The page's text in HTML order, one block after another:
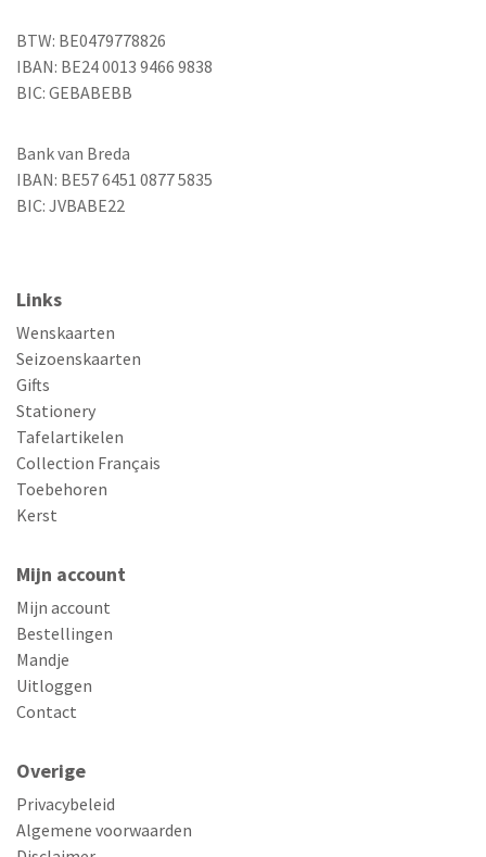
BTW: BE0479778826
IBAN: BE24 0013 9466 9838
BIC: GEBABEBB
Bank van Breda
IBAN: BE57 6451 0877 5835
BIC: JVBABE22
Links
Wenskaarten
Seizoenskaarten
Gifts
Stationery
Tafelartikelen
Collection Français
Toebehoren
Kerst
Mijn account
Mijn account
Bestellingen
Mandje
Uitloggen
Contact
Overige
Privacybeleid
Algemene voorwaarden